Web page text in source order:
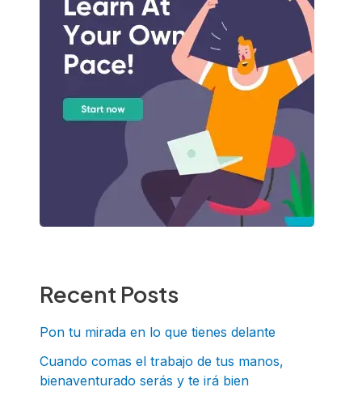
Recent Posts
Pon tu mirada en lo que tienes delante
Cuando comas el trabajo de tus manos,
bienaventurado serás y te irá bien